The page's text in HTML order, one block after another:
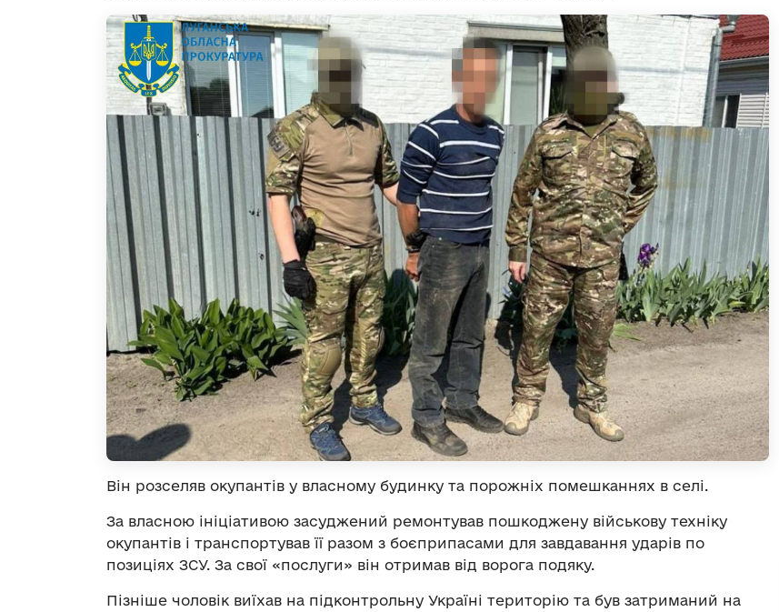
Він розселяв окупантів у власному будинку та порожніх помешканнях в селі.
За власною ініціативою засуджений ремонтував пошкоджену військову техніку
окупантів і транспортував її разом з боєприпасами для завдавання ударів по
позиціях ЗСУ. За свої «послуги» він отримав від ворога подяку.
Пізніше чоловік виїхав на підконтрольну Україні територію та був затриманий на